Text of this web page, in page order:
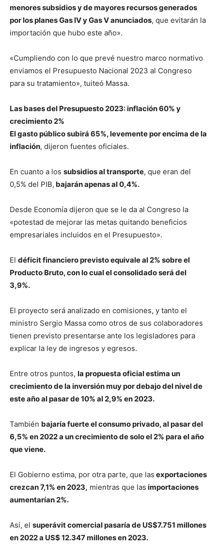
menores subsidios y de mayores recursos generados
por los planes Gas IV y Gas V anunciados, que evitarán la
importación que hubo este año».
«Cumpliendo con lo que prevé nuestro marco normativo
enviamos el Presupuesto Nacional 2023 al Congreso
para su tratamiento», tuiteó Massa.
Las bases del Presupuesto 2023: inflación 60% y
crecimiento 2%
El gasto público subirá 65%, levemente por encima de la
inflación, dijeron fuentes oficiales.
En cuanto a los subsidios al transporte, que eran del
0,5% del PIB, bajarán apenas al 0,4%.
Desde Economía dijeron que se le da al Congreso la
«potestad de mejorar las metas quitando beneficios
empresariales incluidos en el Presupuesto».
El déficit financiero previsto equivale al 2% sobre el
Producto Bruto, con lo cual el consolidado será del
3,9%.
El proyecto será analizado en comisiones, y tanto el
ministro Sergio Massa como otros de sus colaboradores
tienen previsto presentarse ante los legisladores para
explicar la ley de ingresos y egresos.
Entre otros puntos, la propuesta oficial estima un
crecimiento de la inversión muy por debajo del nivel de
este año al pasar de 10% al 2,9% en 2023.
También bajaría fuerte el consumo privado, al pasar del
6,5% en 2022 a un crecimiento de solo el 2% para el año
que viene.
El Gobierno estima, por otra parte, que las exportaciones
crezcan 7,1% en 2023, mientras que las importaciones
aumentarían 2%.
Así, el superávit comercial pasaría de US$7.751 millones
en 2022 a US$ 12.347 millones en 2023.